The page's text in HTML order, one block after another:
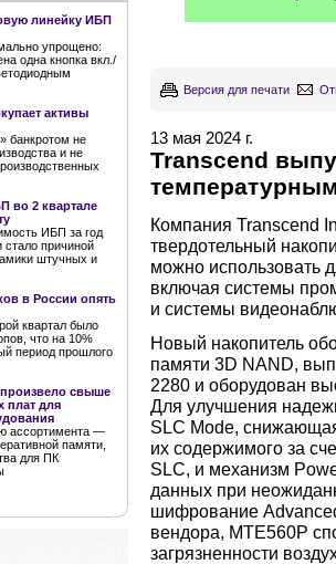
линейку ИБП
упрощено:
одна кнопка вкл./
активы
банкротом не
и не
во 2 квартале
ИБП за год
стало причиной
штучных и
в России опять
квартал было
что на 10%
период прошлого
свыше
плат для
ассортимента —
памяти,
для ПК
Версия для печати
13 мая 2024 г.
Transcend
Компания Transcend
твердотельный
можно использовать
включая системы
и системы
Новый накопитель
памяти 3D NAND,
2280 и оборудован
Для улучшения
SLC Mode,
их содержимого за
SLC, и механизм
данных при
шифрование
вендора, MTE560P
загрязненности